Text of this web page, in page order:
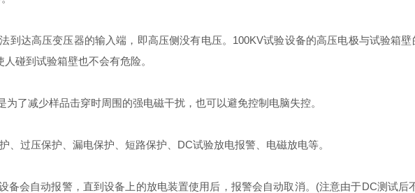
达高压变压器的输入端，即高压侧没有电压。100KV试验设备的高压电极与试验箱壁
碰到试验箱壁也不会有危险。
减少样品击穿时周围的强电磁干扰，也可以避免控制电脑失控。
过压保护、漏电保护、短路保护、DC试验放电报警、电磁放电等。
自动报警，直到设备上的放电装置使用后，报警会自动取消。(注意由于DC测试后